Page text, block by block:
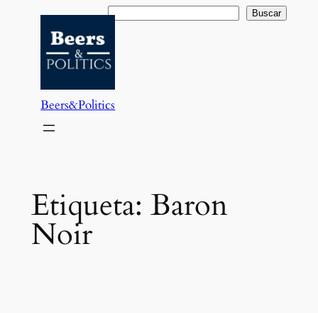
contenido
Buscar Buscar
Beers&Politics
Etiqueta: Baron
Noir